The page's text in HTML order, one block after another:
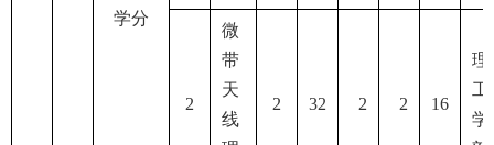
学分
2
微
带
天
线
2 32 2 2 16
理
工
学